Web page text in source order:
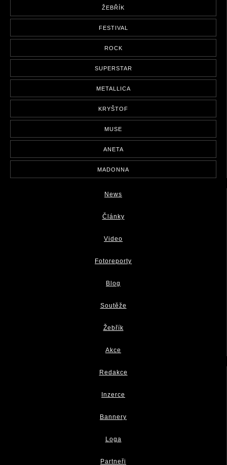
ŽEBŘÍK
FESTIVAL
ROCK
SUPERSTAR
METALLICA
KRYŠTOF
MUSE
ANETA
MADONNA
News
Články
Video
Fotoreporty
Blog
Soutěže
Žebřík
Akce
Redakce
Inzerce
Bannery
Loga
Partneři